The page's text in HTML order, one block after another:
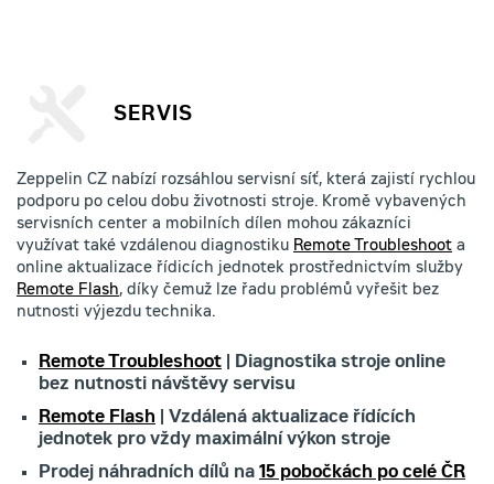
SERVIS
Zeppelin CZ nabízí rozsáhlou servisní síť, která zajistí rychlou
podporu po celou dobu životnosti stroje. Kromě vybavených
servisních center a mobilních dílen mohou zákazníci
využívat také vzdálenou diagnostiku Remote Troubleshoot a
online aktualizace řídicích jednotek prostřednictvím služby
Remote Flash, díky čemuž lze řadu problémů vyřešit bez
nutnosti výjezdu technika.
Remote Troubleshoot | Diagnostika stroje online
bez nutnosti návštěvy servisu
Remote Flash | Vzdálená aktualizace řídících
jednotek pro vždy maximální výkon stroje
Prodej náhradních dílů na 15 pobočkách po celé ČR